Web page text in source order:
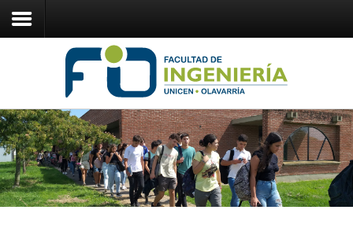
Ingresantes
Estudiantes
Carreras